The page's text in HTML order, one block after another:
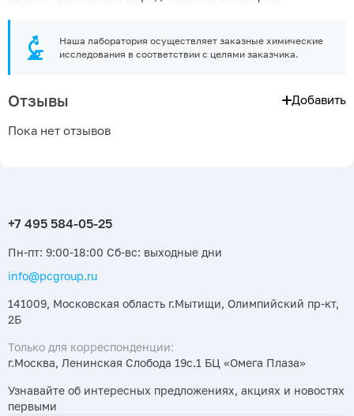
Наша лаборатория осуществляет заказные химические
исследования в соответствии с целями заказчика.
Отзывы Добавить
Пока нет отзывов
Пн-пт: 9:00-18:00 Сб-вс: выходные дни
info@pcgroup.ru
141009, Московская область г.Мытищи, Олимпийский пр-кт,
2Б
Только для корреспонденции:
г.Москва, Ленинская Слобода 19с.1 БЦ «Омега Плаза»
Узнавайте об интересных предложениях, акциях и новостях
первыми